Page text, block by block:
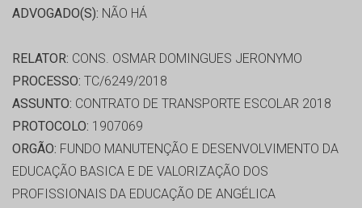
ADVOGADO(S): NÃO HÁ
RELATOR: CONS. OSMAR DOMINGUES JERONYMO
PROCESSO: TC/6249/2018
ASSUNTO: CONTRATO DE TRANSPORTE ESCOLAR 2018
PROTOCOLO: 1907069
ORGÃO: FUNDO MANUTENÇÃO E DESENVOLVIMENTO DA
EDUCAÇÃO BASICA E DE VALORIZAÇÃO DOS
PROFISSIONAIS DA EDUCAÇÃO DE ANGÉLICA